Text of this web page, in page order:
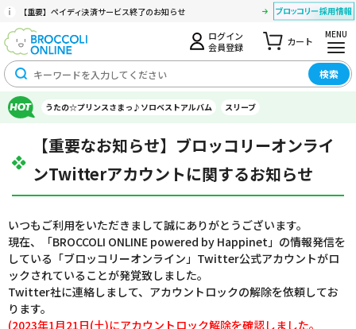
【重要】ペイディ決済サービス終了のお知らせ
ログイン
会員登録
カート
MENU
検索
うたの☆プリンスさまっ♪ソロベストアルバム スリーブ
【重要なお知らせ】ブロッコリーオンライ
ンTwitterアカウントに関するお知らせ
いつもご利用をいただきまして誠にありがとうございます。
現在、「BROCCOLI ONLINE powered by Happinet」の情報発信を
している「ブロッコリーオンライン」Twitter公式アカウントがロ
ックされていることが発覚致しました。
Twitter社に連絡しまして、アカウントロックの解除を依頼してお
ります。
(2023年1月21日(土)にアカウントロック解除を確認しました。